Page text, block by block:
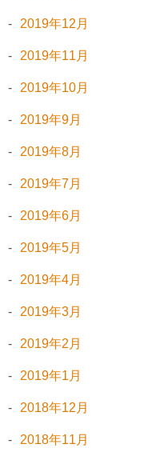
2019年12月
2019年11月
2019年10月
2019年9月
2019年8月
2019年7月
2019年6月
2019年5月
2019年4月
2019年3月
2019年2月
2019年1月
2018年12月
2018年11月